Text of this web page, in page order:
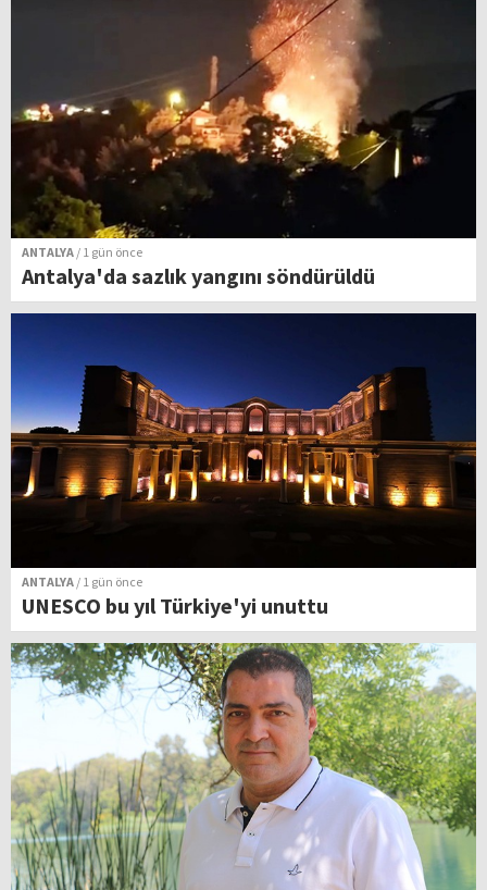
ANTALYA / 1 gün önce
Antalya'da sazlık yangını söndürüldü
ANTALYA / 1 gün önce
UNESCO bu yıl Türkiye'yi unuttu